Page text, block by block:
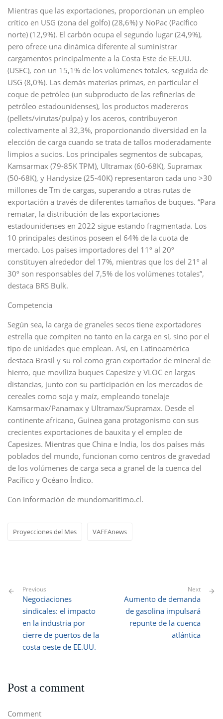
Mientras que las exportaciones, proporcionan un empleo
crítico en USG (zona del golfo) (28,6%) y NoPac (Pacífico
norte) (12,9%). El carbón ocupa el segundo lugar (24,9%),
pero ofrece una dinámica diferente al suministrar
cargamentos principalmente a la Costa Este de EE.UU.
(USEC), con un 15,1% de los volúmenes totales, seguida de
USG (8,0%). Las demás materias primas, en particular el
coque de petróleo (un subproducto de las refinerías de
petróleo estadounidenses), los productos madereros
(pellets/virutas/pulpa) y los aceros, contribuyeron
colectivamente al 32,3%, proporcionando diversidad en la
elección de carga cuando se trata de tallos moderadamente
limpios a sucios. Los principales segmentos de subcapas,
Kamsarmax (79-85K TPM), Ultramax (60-68K), Supramax
(50-68K), y Handysize (25-40K) representaron cada uno >30
millones de Tm de cargas, superando a otras rutas de
exportación a través de diferentes tamaños de buques. “Para
rematar, la distribución de las exportaciones
estadounidenses en 2022 sigue estando fragmentada. Los
10 principales destinos poseen el 64% de la cuota de
mercado. Los países importadores del 11º al 20º
constituyen alrededor del 17%, mientras que los del 21º al
30º son responsables del 7,5% de los volúmenes totales”,
destaca BRS Bulk.
Competencia
Según sea, la carga de graneles secos tiene exportadores
estrella que compiten no tanto en la carga en sí, sino por el
tipo de unidades que emplean. Así, en Latinoamérica
destaca Brasil y su rol como gran exportador de mineral de
hierro, que moviliza buques Capesize y VLOC en largas
distancias, junto con su participación en los mercados de
cereales como soja y maíz, empleando tonelaje
Kamsarmax/Panamax y Ultramax/Supramax. Desde el
continente africano, Guinea gana protagonismo con sus
crecientes exportaciones de bauxita y el empleo de
Capesizes. Mientras que China e India, los dos países más
poblados del mundo, funcionan como centros de gravedad
de los volúmenes de carga seca a granel de la cuenca del
Pacífico y Océano Índico.
Con información de mundomaritimo.cl.
Proyecciones del Mes VAFFAnews
Previous
Negociaciones
sindicales: el impacto
en la industria por
cierre de puertos de la
costa oeste de EE.UU.
Next
Aumento de demanda
de gasolina impulsará
repunte de la cuenca
atlántica
Post a comment
Comment